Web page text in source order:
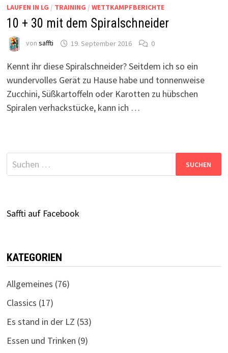
LAUFEN IN LG / TRAINING / WETTKAMPFBERICHTE
10 + 30 mit dem Spiralschneider
von saffti 19. September 2016 0
Kennt ihr diese Spiralschneider? Seitdem ich so ein
wundervolles Gerät zu Hause habe und tonnenweise
Zucchini, Süßkartoffeln oder Karotten zu hübschen
Spiralen verhackstücke, kann ich …
Suchen
nach:
Saffti auf Facebook
KATEGORIEN
Allgemeines (76)
Classics (17)
Es stand in der LZ (53)
Essen und Trinken (9)